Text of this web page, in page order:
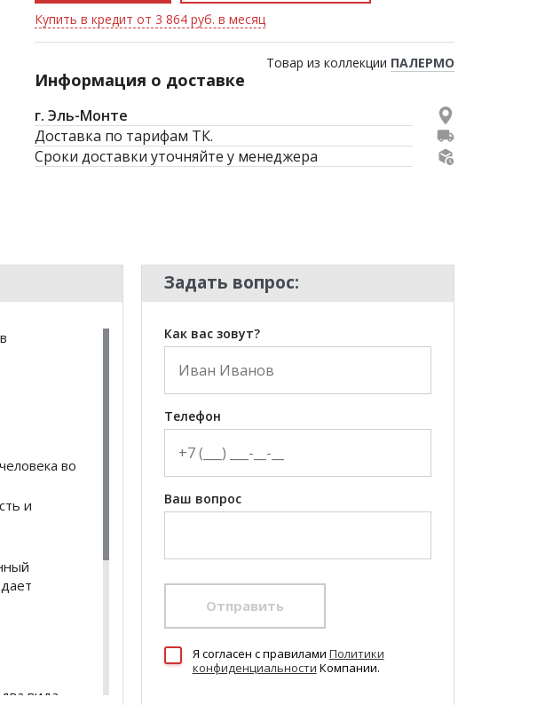
Купить в кредит от 3 864 руб. в месяц
Товар из коллекции ПАЛЕРМО
Информация о доставке
г. Эль-Монте
Доставка по тарифам ТК.
Сроки доставки уточняйте у менеджера
во
и
вида
Задать вопрос:
Как вас зовут?
Телефон
Ваш вопрос
Отправить
Я согласен c правилами Политики
конфиденциальности Компании.